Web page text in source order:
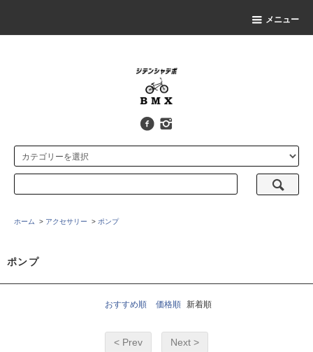
メニュー
ホーム > アクセサリー > ポンプ
ポンプ
おすすめ順 価格順 新着順
< Prev Next >